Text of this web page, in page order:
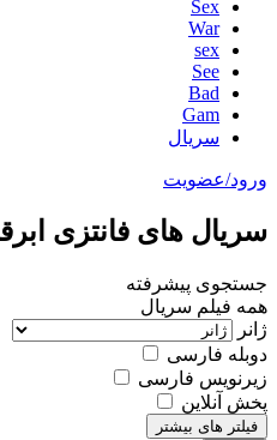
Sex
War
sex
See
Bad
Gam
سریال
ورود/عضویت
سریال های فانتزی
جستجوی پیشرفته
همه فیلم سریال
ژانر
دوبله فارسی
زیرنویس فارسی
پخش آنلاین
فیلتر های بیشتر